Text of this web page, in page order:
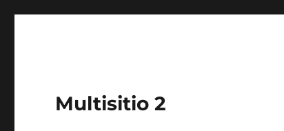
Multisitio 2